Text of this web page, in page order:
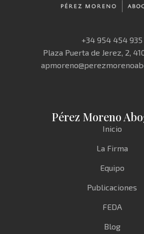
+34 954 454 935
Plaza Puerta de Jerez, 2,
Pérez Moreno
Inicio
La Firma
Equipo
Publicaciones
FEDA
Blog